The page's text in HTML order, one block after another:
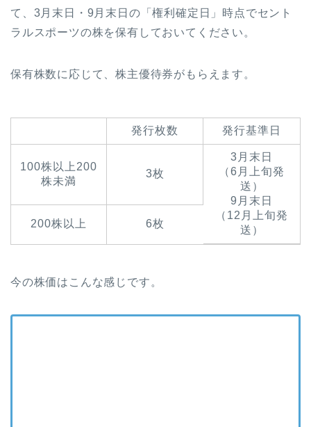
て、3月末日・9月末日の「権利確定日」時点でセント
ラルスポーツの株を保有しておいてください。
保有株数に応じて、株主優待券がもらえます。
発行枚数 発行基準日
100株以上200
株未満
3枚
3月末日
（6月上旬発
送）
9月末日
（12月上旬発
送）
200株以上 6枚
今の株価はこんな感じです。